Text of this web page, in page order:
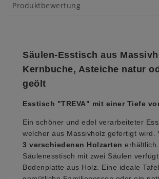
Produktbewertung
Säulen-Esstisch aus
Kernbuche, Asteiche natur
geölt
Esstisch "TREVA" mit einer Tiefe
Ein schöner und edel verarbeiteter
welcher aus Massivholz gefertigt wird.
3 verschiedenen Holzarten erhältlich
Säulenesstisch mit zwei Säulen
Bodenplatte aus Holz. Eine ideale